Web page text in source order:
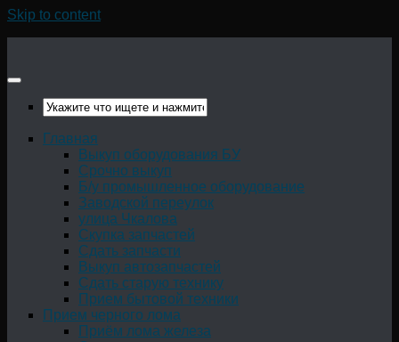
Skip to content
Главная
Выкуп оборудования БУ
Срочно выкуп
Б/у промышленное оборудование
Заводской переулок
улица Чкалова
Скупка запчастей
Сдать запчасти
Выкуп автозапчастей
Сдать старую технику
Прием бытовой техники
Прием черного лома
Приём лома железа